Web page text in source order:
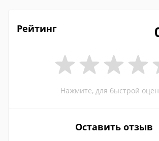
Рейтинг
Нажмите, для быстрой
Оставить отзыв